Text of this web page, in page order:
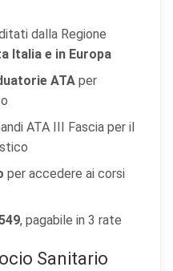
dalla Regione
Italia e in Europa
ATA per
ATA III Fascia per il
per accedere ai corsi
, pagabile in 3 rate
Sanitario
vuoi accettare. I cookie
indispensabili al
attivi
Senza di essi il sito